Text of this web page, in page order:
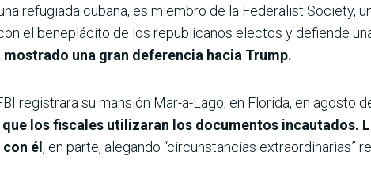
refugiada cubana, es miembro de la Federalist Society,
el beneplácito de los republicanos electos y defiende
una gran deferencia hacia Trump.
registrara su mansión Mar-a-Lago, en Florida, en agosto
que los fiscales utilizaran los documentos incautados.
él , en parte, alegando “circunstancias extraordinarias”